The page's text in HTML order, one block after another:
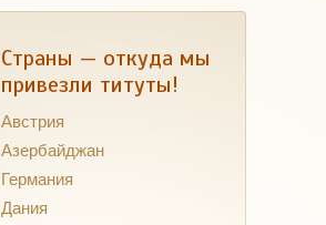
Страны — откуда мы
привезли титуты!
Австрия
Азербайджан
Германия
Дания